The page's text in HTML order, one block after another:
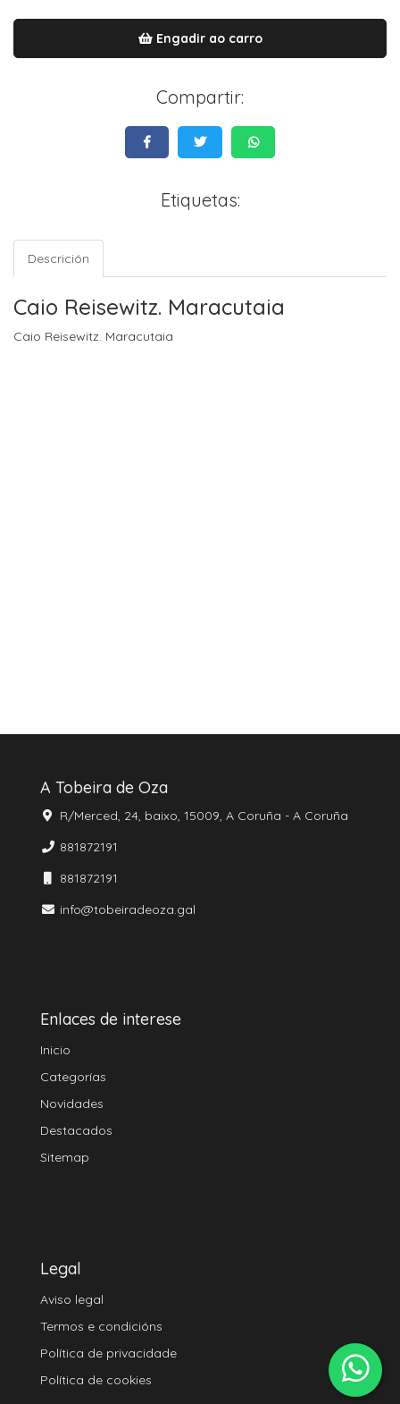
Engadir ao carro
Compartir:
Etiquetas:
Descrición
Caio Reisewitz. Maracutaia
Caio Reisewitz. Maracutaia
A Tobeira de Oza
R/Merced, 24, baixo, 15009, A Coruña - A Coruña
881872191
881872191
info@tobeiradeoza.gal
Enlaces de interese
Inicio
Categorías
Novidades
Destacados
Sitemap
Legal
Aviso legal
Termos e condicións
Política de privacidade
Política de cookies